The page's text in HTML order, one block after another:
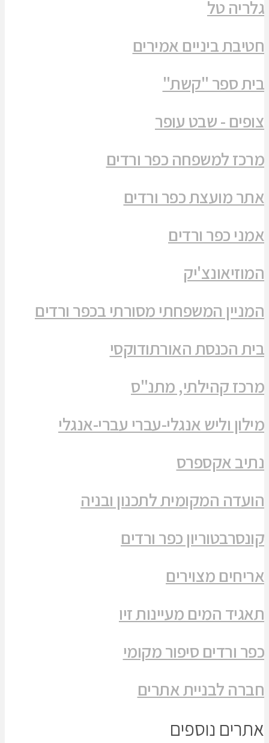
גלריה טל
חטיבת ביניים אמירים
בית ספר "קשת"
צופים - שבט עופר
מרכז למשפחה כפר ורדים
אתר מועצת כפר ורדים
אמני כפר ורדים
המוזיאונצ'יק
המניין המשפחתי מסורתי בכפר ורדים
בית הכנסת האורתודוקסי
מרכז קהילתי, מתנ"ס
מילון וליש אנגלי-עברי עברי-אנגלי
נתיב אקספרס
הועדה המקומית לתכנון ובניה
קונסרבטוריון כפר ורדים
אריחים מצוירים
תאגיד המים מעיינות זיו
כפר ורדים סיפור מקומי
חברה לבניית אתרים
אתרים נוספים